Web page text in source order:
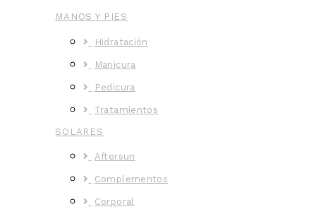
MANOS Y PIES
Hidratación
Manicura
Pedicura
Tratamientos
SOLARES
Aftersun
Complementos
Corporal